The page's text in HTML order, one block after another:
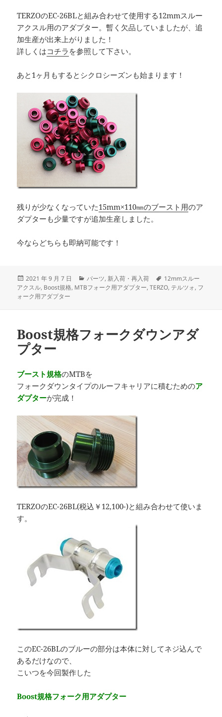
TERZOのEC-26BLと組み合わせて使用する12mmスルー
アクスル用のアダプター。暫く欠品していましたが、追
加生産が出来上がりました！
詳しくはコチラ を参照して下さい。
あと1ヶ月もするとシクロシーズンも始まります！
残りが少なくなっていた15mm×110㎜のブースト用のア
ダプターも少量ですが追加生産しました。
今ならどちらも即納可能です！
投
稿
日:
2021 年 9 月 7 日
カ
テ
パーツ, 新入荷・再入荷
タ
グ
12mmスルー
アクスル, Boost規格, MTBフォーク用アダプター,TERZO, テルツォ, フ
ォーク用アダプター
Boost規格フォークダウンアダ
プター
ブースト規格のMTBを
フォークダウンタイプのルーフキャリアに積むためのア
ダプターが完成！
TERZOのEC-26BL(税込￥12,100-)と組み合わせて使いま
す。
このEC-26BLのブルーの部分は本体に対してネジ込んで
あるだけなので、
こいつを今回製作した
Boost規格フォーク用アダプター